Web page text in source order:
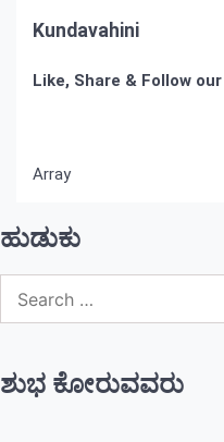
Kundavahini
Like, Share & Follow
Array
ಹುಡುಕು
for:
ಶುಭ ಕೋರುವವರು